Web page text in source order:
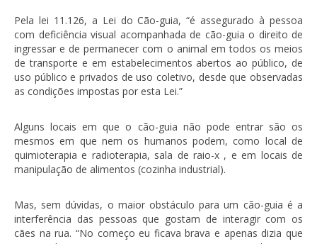
Pela lei 11.126, a Lei do Cão-guia, “é assegurado à pessoa
com deficiência visual acompanhada de cão-guia o direito de
ingressar e de permanecer com o animal em todos os meios
de transporte e em estabelecimentos abertos ao público, de
uso público e privados de uso coletivo, desde que observadas
as condições impostas por esta Lei.”
Alguns locais em que o cão-guia não pode entrar são os
mesmos em que nem os humanos podem, como local de
quimioterapia e radioterapia, sala de raio-x , e em locais de
manipulação de alimentos (cozinha industrial).
Mas, sem dúvidas, o maior obstáculo para um cão-guia é a
interferência das pessoas que gostam de interagir com os
cães na rua. “No começo eu ficava brava e apenas dizia que